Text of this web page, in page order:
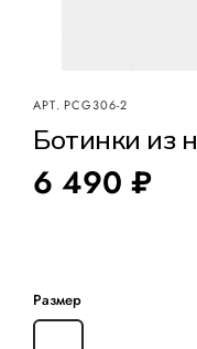
АРТ.PCG306-2
Ботинки из
6 490 ₽
Размер